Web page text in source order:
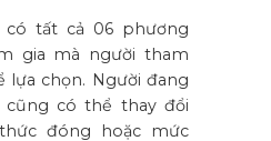
có tất cả 06 phương
gia mà người tham
lựa chọn. Người đang
cũng có thể thay đổi
đóng hoặc mức